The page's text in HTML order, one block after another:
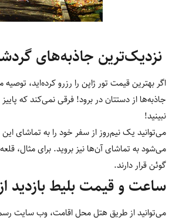
نزدیک‌ترین جاذبه‌های
اگر بهترین قیمت تور ژاپن را رزرو کرده‌اید،
جاذبه‌ها از دستتان در برود! فرقی نمی‌کند که پاییز
نبینید!
می‌توانید یک نیم‌روز از سفر خود را به تماشای
می‌شود به تماشای آن‌ها نیز بروید. برای مثال،
گوئن قرار دارند.
ساعت و قیمت بلیط بازدید
می‌توانید از طریق هتل محل اقامت، وب سایت